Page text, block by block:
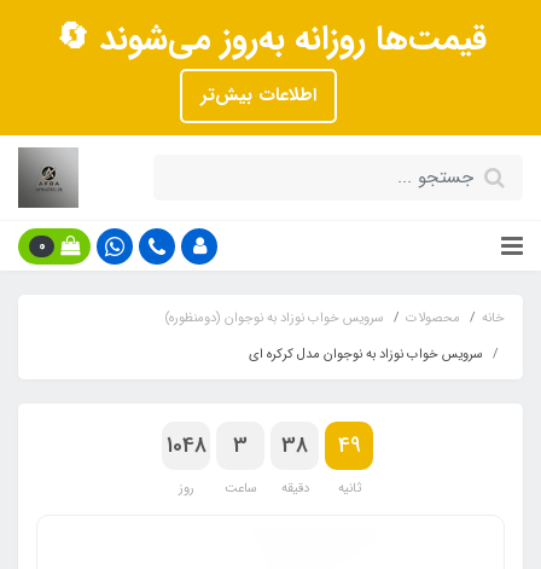
قیمت‌ها روزانه به‌روز می‌شوند 🔄
اطلاعات بیش‌تر
0
خانه محصولات
سرویس خواب نوزاد به نوجوان (دومنظوره)
سرویس خواب نوزاد به نوجوان مدل کرکره ای
1048
روز
3
ساعت
38
دقیقه
49
ثانیه